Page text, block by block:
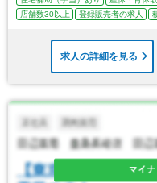
店舗数30以上
登録販売者の求人
求人の詳細を見る